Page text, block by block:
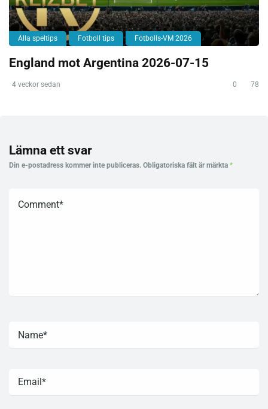
Alla speltips Fotboll tips Fotbolls-VM 2026
England mot Argentina 2026-07-15
4 veckor sedan 0 78
Lämna ett svar
Din e-postadress kommer inte publiceras. Obligatoriska fält är märkta *